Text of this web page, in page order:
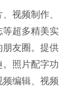
视频制作、
超多精美实
友圈。提供
照片配字功
编辑、视频